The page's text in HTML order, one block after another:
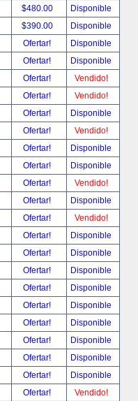
$480.00
Disponible
$390.00
Disponible
Ofertar!
Disponible
Ofertar!
Disponible
Ofertar!
Vendido!
Ofertar!
Vendido!
Ofertar!
Disponible
Ofertar!
Vendido!
Ofertar!
Disponible
Ofertar!
Disponible
Ofertar!
Vendido!
Ofertar!
Disponible
Ofertar!
Vendido!
Ofertar!
Disponible
Ofertar!
Disponible
Ofertar!
Disponible
Ofertar!
Disponible
Ofertar!
Disponible
Ofertar!
Disponible
Ofertar!
Disponible
Ofertar!
Disponible
Ofertar!
Disponible
Ofertar!
Vendido!